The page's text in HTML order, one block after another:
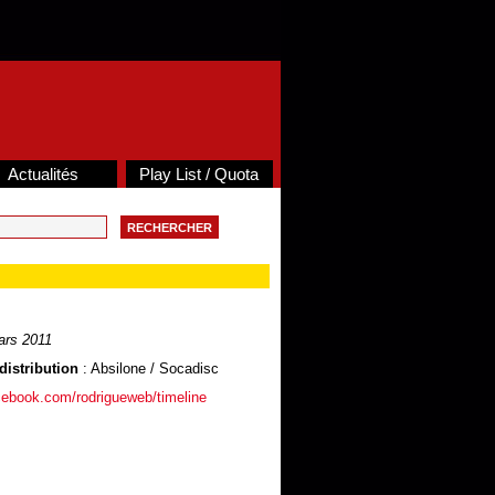
Actualités Play List / Quota
2011
: Absilone / Socadisc
rodrigueweb/timeline